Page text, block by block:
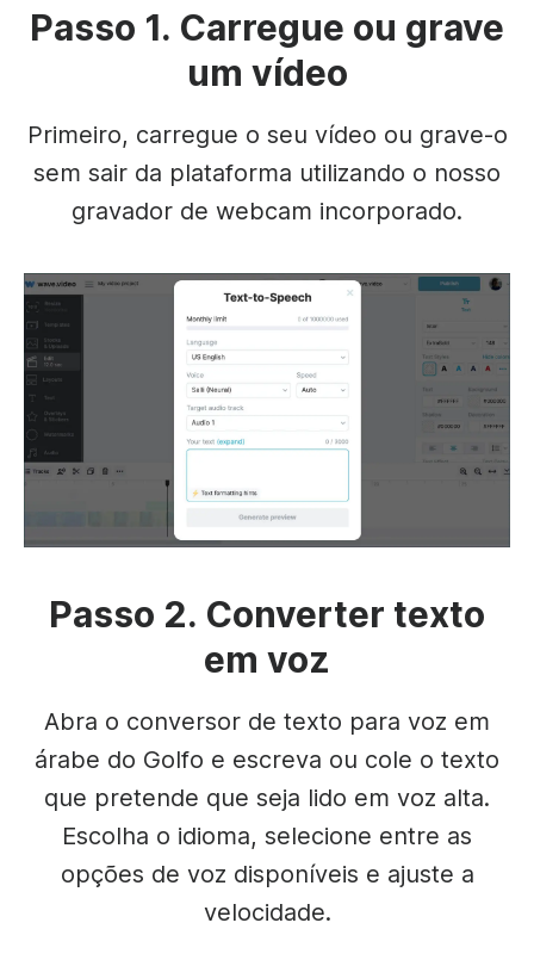
Passo 1. Carregue ou grave
um vídeo
Primeiro, carregue o seu vídeo ou grave-o
sem sair da plataforma utilizando o nosso
gravador de webcam incorporado.
Passo 2. Converter texto
em voz
Abra o conversor de texto para voz em
árabe do Golfo e escreva ou cole o texto
que pretende que seja lido em voz alta.
Escolha o idioma, selecione entre as
opções de voz disponíveis e ajuste a
velocidade.